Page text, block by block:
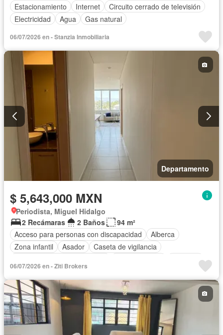
Estacionamiento
Internet
Circuito cerrado de televisión
Electricidad
Agua Gas natural
06/07/2026 en - Stanzia Inmobiliaria
Departamento
$ 5,643,000 MXN
Periodista, Miguel Hidalgo
2 Recámaras
2 Baños
94 m²
Acceso para personas con discapacidad
Alberca
Zona infantil
Asador
Caseta de vigilancia
Conserje
Cuarto de Limpieza
Elevador
Gas natural
Gimnasio
Recámara con closet
Sala polivalente
Seguridad Terraza Vista panorámica
06/07/2026 en - Ziti Brokers